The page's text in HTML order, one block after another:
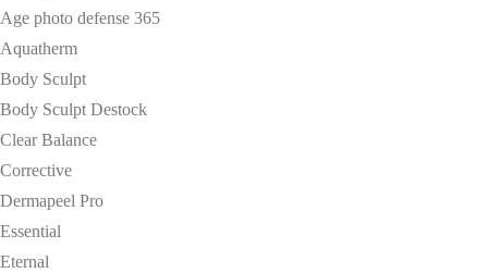
Age photo defense 365
Aquatherm
Body Sculpt
Body Sculpt Destock
Clear Balance
Corrective
Dermapeel Pro
Essential
Eternal